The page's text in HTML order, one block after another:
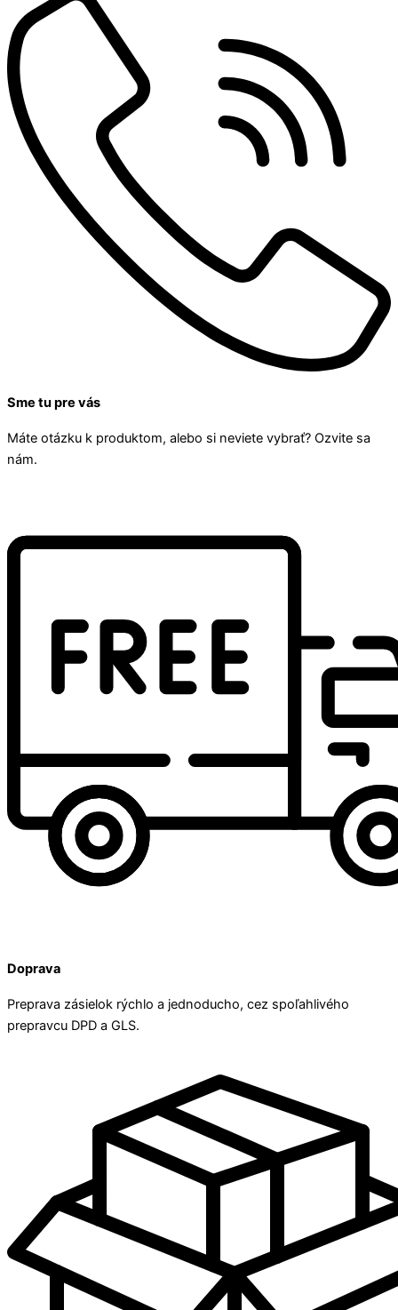
Sme tu pre vás
Máte otázku k produktom, alebo si neviete vybrať? Ozvite sa
nám.
Doprava
Preprava zásielok rýchlo a jednoducho, cez spoľahlivého
prepravcu DPD a GLS.